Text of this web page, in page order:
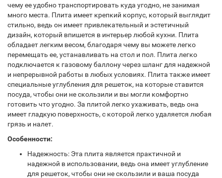
чему ее удобно транспортировать куда угодно, не занимая
много места. Плита имеет крепкий корпус, который выглядит
стильно, ведь он имеет привлекательный и эстетичный
дизайн, который впишется в интерьер любой кухни. Плита
обладает легким весом, благодаря чему вы можете легко
перемещать ее, устанавливать на стол и пол. Плита легко
подключается к газовому баллону через шланг для надежной
и непрерывной работы в любых условиях. Плита также имеет
специальные углубления для решеток, на которые ставится
посуда, чтобы они не скользили и вы могли комфортно
готовить что угодно. За плитой легко ухаживать, ведь она
имеет гладкую поверхность, с которой легко удаляется любая
грязь и налет.
Особенности:
Надежность: Эта плита является практичной и
надежной в использовании, ведь она имеет углубление
для решеток, чтобы они не скользили и ваша посуда